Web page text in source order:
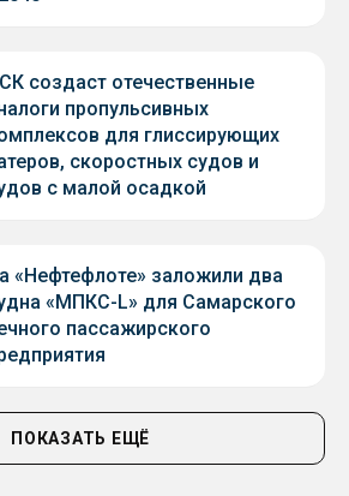
создаст отечественные
пропульсивных
для глиссирующих
скоростных судов и
с малой осадкой
«Нефтефлоте» заложили два
«МПКС-L» для Самарского
пассажирского
ПОКАЗАТЬ ЕЩЁ